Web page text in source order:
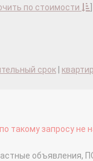
по стоимости
срок
запросу не